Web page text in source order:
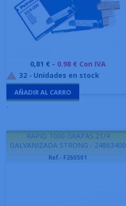
Precio
0,81 € - 0.98 € Con IVA
 32 - Unidades en stock
AÑADIR AL CARRO
-
RAPID 1000 GRAPAS 21/4
GALVANIZADA STRONG - 24863400
Ref.- F260501